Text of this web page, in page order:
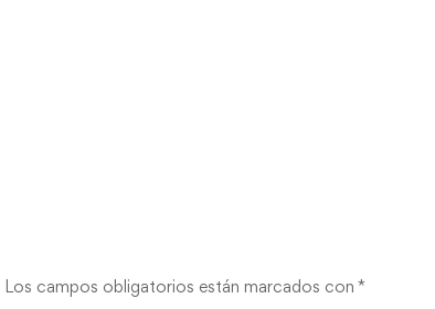
Los campos obligatorios están marcados con*